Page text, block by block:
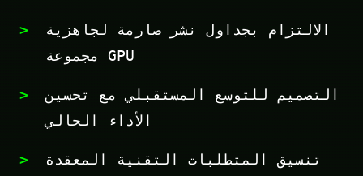
الالتزام بجداول نشر صارمة لجاهزية
مجموعة GPU
التصميم للتوسع المستقبلي مع تحسين
الأداء الحالي
تنسيق المتطلبات التقنية المعقدة